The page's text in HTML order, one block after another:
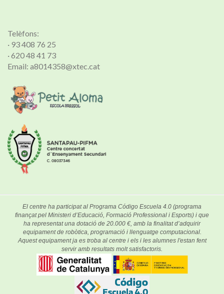
Telèfons:
· 93 408 76 25
· 620 48 41 73
Email: a8014358@xtec.cat
El centre ha participat al Programa Código Escuela 4.0 (programa
finançat pel Ministeri d’Educació, Formació Professional i Esports) i que
ha representat una dotació de 20.000 €, amb la finalitat d’adquirir
equipament de robòtica, programació i llenguatge computacional.
Aquest equipament ja es troba al centre i els i les alumnes l'estan fent
servir amb resultats molt satisfactoris.